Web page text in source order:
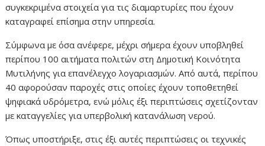
συγκεκριμένα στοιχεία για τις διαμαρτυρίες που έχουν
καταγραφεί επίσημα στην υπηρεσία.
Σύμφωνα με όσα ανέφερε, μέχρι σήμερα έχουν υποβληθεί
περίπου 100 αιτήματα πολιτών στη Δημοτική Κοινότητα
Μυτιλήνης για επανέλεγχο λογαριασμών. Από αυτά, περίπου
40 αφορούσαν παροχές στις οποίες έχουν τοποθετηθεί
ψηφιακά υδρόμετρα, ενώ μόλις έξι περιπτώσεις σχετίζονταν
με καταγγελίες για υπερβολική κατανάλωση νερού.
Όπως υποστήριξε, στις έξι αυτές περιπτώσεις οι τεχνικές